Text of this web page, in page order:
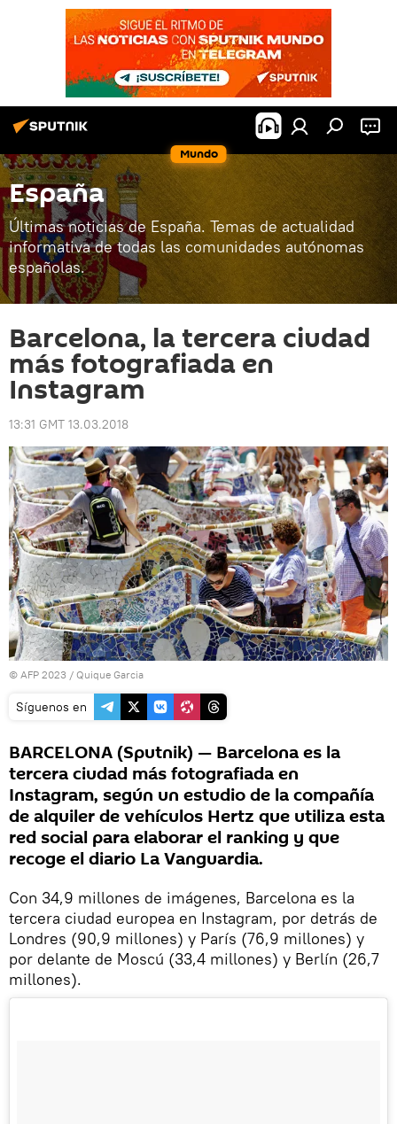
Mundo
España
Últimas noticias de España. Temas de actualidad
informativa de todas las comunidades autónomas
españolas.
Barcelona, la tercera ciudad
más fotografiada en
Instagram
13:31 GMT 13.03.2018
© AFP 2023 / Quique Garcia
Síguenos en
BARCELONA (Sputnik) — Barcelona es la
tercera ciudad más fotografiada en
Instagram, según un estudio de la compañía
de alquiler de vehículos Hertz que utiliza esta
red social para elaborar el ranking y que
recoge el diario La Vanguardia.
Con 34,9 millones de imágenes, Barcelona es la
tercera ciudad europea en Instagram, por detrás de
Londres (90,9 millones) y París (76,9 millones) y
por delante de Moscú (33,4 millones) y Berlín (26,7
millones).